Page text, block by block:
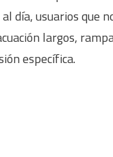
día, usuarios que
largos,
específica.